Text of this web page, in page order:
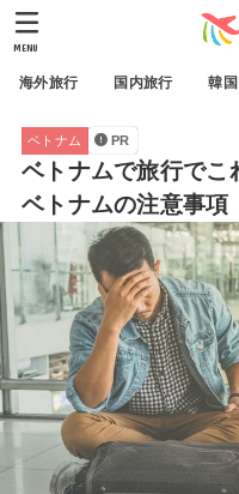
海外旅行 国内旅行 韓国
MENU
ベトナム PR
ベトナムで旅行でこ
ベトナムの注意事項